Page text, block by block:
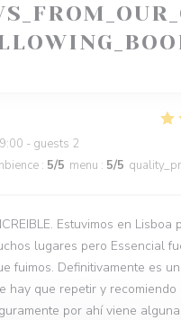
- guests 2
: 5/5 menu : 5/5
Estuvimos en Lisboa
lugares pero Essencial
fuimos. Definitivamente es
hay que repetir y
por ahí viene